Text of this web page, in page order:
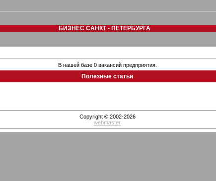
БИЗНЕС САНКТ - ПЕТЕРБУРГА
В нашей базе 0 вакансий предприятия.
Полезные статьи
Copyright © 2002-2026
webmaster